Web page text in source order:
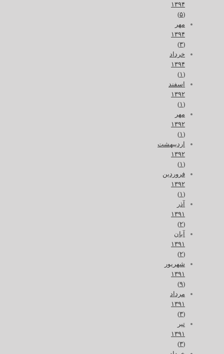
۱۳۹۴
(۵)
مهر
۱۳۹۴
(۳)
خرداد
۱۳۹۴
(۱)
اسفند
۱۳۹۲
(۱)
مهر
۱۳۹۲
(۱)
اردیبهشت
۱۳۹۲
(۱)
فروردین
۱۳۹۲
(۱)
آذر
۱۳۹۱
(۲)
آبان
۱۳۹۱
(۲)
شهریور
۱۳۹۱
(۹)
مرداد
۱۳۹۱
(۳)
تیر
۱۳۹۱
(۳)